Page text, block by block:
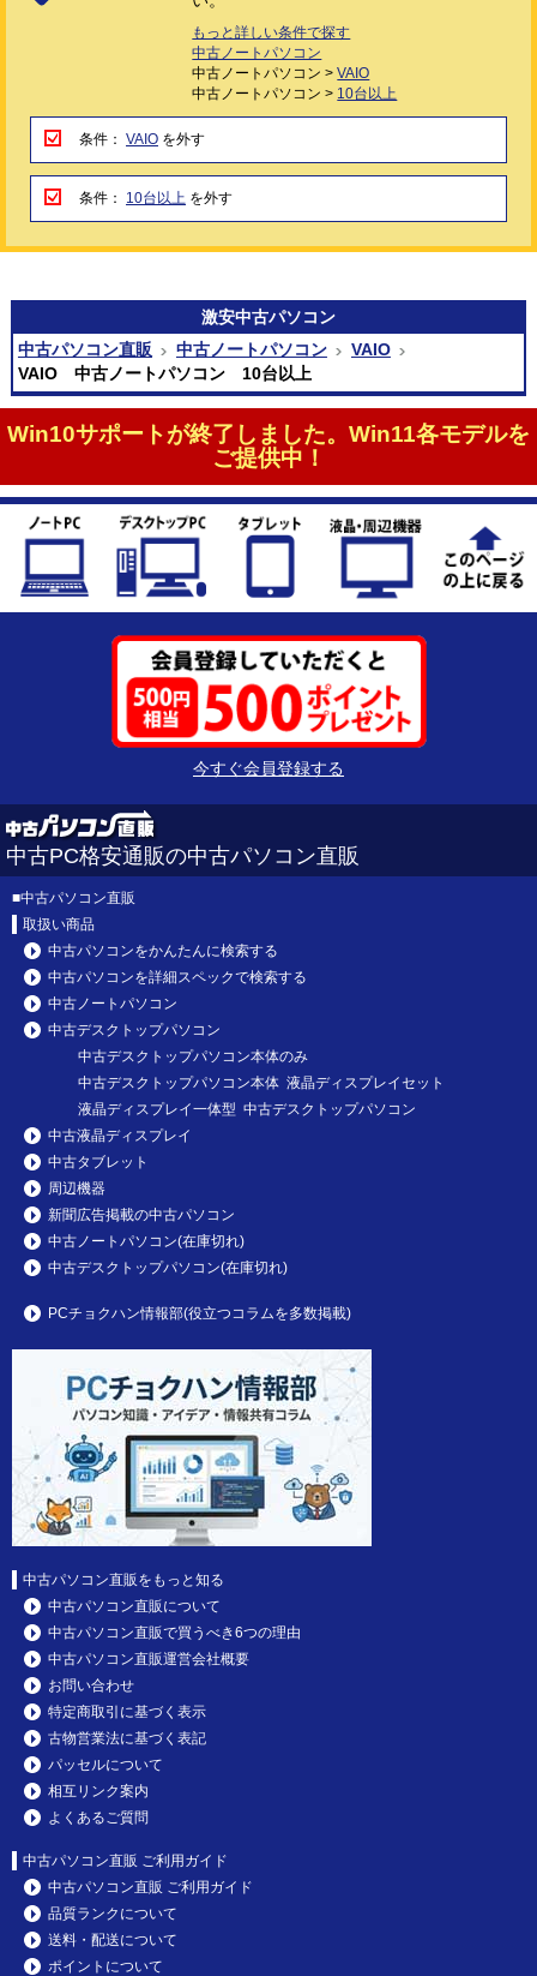
もっと詳しい条件で探す
中古ノートパソコン
中古ノートパソコン >VAIO
中古ノートパソコン > 10台以上
条件： VAIO を外す
条件： 10台以上 を外す
激安中古パソコン
中古パソコン直販
中古ノートパソコン
VAIO
VAIO 中古ノートパソコン 10台以上
Win10サポートが終了しました。Win11各モデルを
ご提供中！
今すぐ会員登録する
中古PC格安通販の中古パソコン直販
■中古パソコン直販
取扱い商品
中古パソコンをかんたんに検索する
中古パソコンを詳細スペックで検索する
中古ノートパソコン
中古デスクトップパソコン
中古デスクトップパソコン本体のみ
中古デスクトップパソコン本体 液晶ディスプレイセット
液晶ディスプレイ一体型 中古デスクトップパソコン
中古液晶ディスプレイ
中古タブレット
周辺機器
新聞広告掲載の中古パソコン
中古ノートパソコン(在庫切れ)
中古デスクトップパソコン(在庫切れ)
PCチョクハン情報部(役立つコラムを多数掲載)
中古パソコン直販をもっと知る
中古パソコン直販について
中古パソコン直販で買うべき6つの理由
中古パソコン直販運営会社概要
お問い合わせ
特定商取引に基づく表示
古物営業法に基づく表記
パッセルについて
相互リンク案内
よくあるご質問
中古パソコン直販 ご利用ガイド
中古パソコン直販 ご利用ガイド
品質ランクについて
送料・配送について
ポイントについて